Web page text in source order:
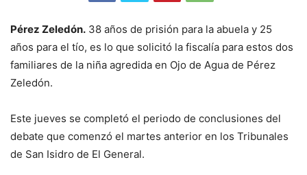
Pérez Zeledón. 38 años de prisión para la abuela y 25
años para el tío, es lo que solicitó la fiscalía para estos dos
familiares de la niña agredida en Ojo de Agua de Pérez
Zeledón.
Este jueves se completó el periodo de conclusiones del
debate que comenzó el martes anterior en los Tribunales
de San Isidro de El General.